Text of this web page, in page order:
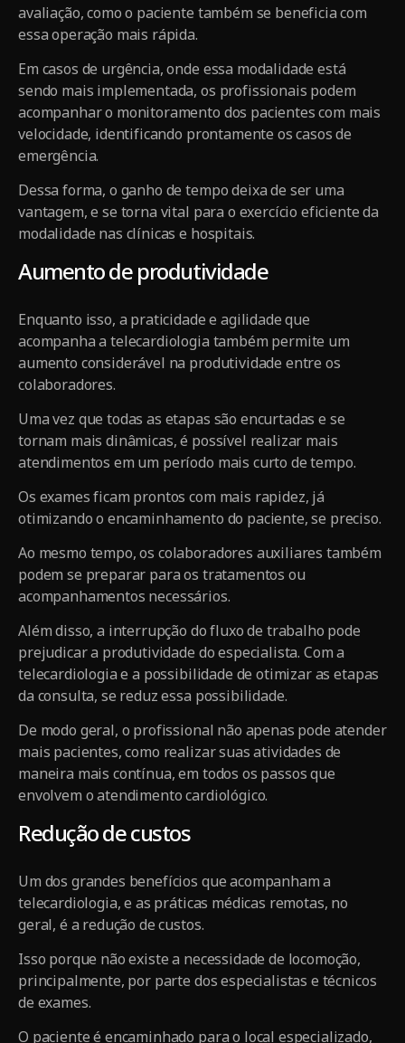
avaliação, como o paciente também se beneficia com
essa operação mais rápida.
Em casos de urgência, onde essa modalidade está
sendo mais implementada, os profissionais podem
acompanhar o monitoramento dos pacientes com mais
velocidade, identificando prontamente os casos de
emergência.
Dessa forma, o ganho de tempo deixa de ser uma
vantagem, e se torna vital para o exercício eficiente da
modalidade nas clínicas e hospitais.
Aumento de produtividade
Enquanto isso, a praticidade e agilidade que
acompanha a telecardiologia também permite um
aumento considerável na produtividade entre os
colaboradores.
Uma vez que todas as etapas são encurtadas e se
tornam mais dinâmicas, é possível realizar mais
atendimentos em um período mais curto de tempo.
Os exames ficam prontos com mais rapidez, já
otimizando o encaminhamento do paciente, se preciso.
Ao mesmo tempo, os colaboradores auxiliares também
podem se preparar para os tratamentos ou
acompanhamentos necessários.
Além disso, a interrupção do fluxo de trabalho pode
prejudicar a produtividade do especialista. Com a
telecardiologia e a possibilidade de otimizar as etapas
da consulta, se reduz essa possibilidade.
De modo geral, o profissional não apenas pode atender
mais pacientes, como realizar suas atividades de
maneira mais contínua, em todos os passos que
envolvem o atendimento cardiológico.
Redução de custos
Um dos grandes benefícios que acompanham a
telecardiologia, e as práticas médicas remotas, no
geral, é a redução de custos.
Isso porque não existe a necessidade de locomoção,
principalmente, por parte dos especialistas e técnicos
de exames.
O paciente é encaminhado para o local especializado,